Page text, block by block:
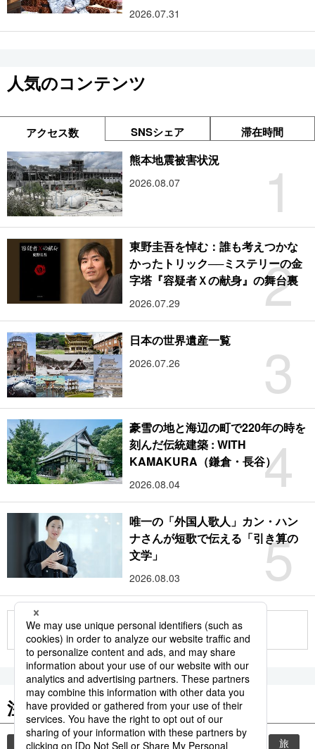
2026.07.31
人気のコンテンツ
アクセス数 SNSシェア 滞在時間
1
熊本地震被害状況
2026.08.07
2
東野圭吾を悼む：誰も考えつかな
かったトリック──ミステリーの金
字塔『容疑者Ｘの献身』の舞台裏
2026.07.29
3
日本の世界遺産一覧
2026.07.26
4
豪雪の地と海辺の町で220年の時を
刻んだ伝統建築 : WITH
KAMAKURA（鎌倉・長谷）
2026.08.04
5
唯一の「外国人歌人」カン・ハン
ナさんが短歌で伝える「引き算の
文学」
2026.08.03
もっと見る
注目のキーワード
共同通信ニュース 時事通信ニュース 観光 旅